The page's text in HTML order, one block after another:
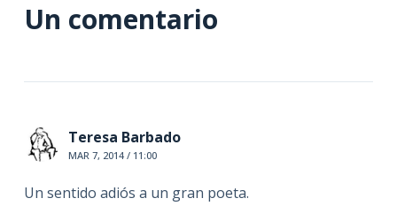
Un comentario
Teresa Barbado
MAR 7, 2014 / 11:00
Un sentido adiós a un gran poeta.